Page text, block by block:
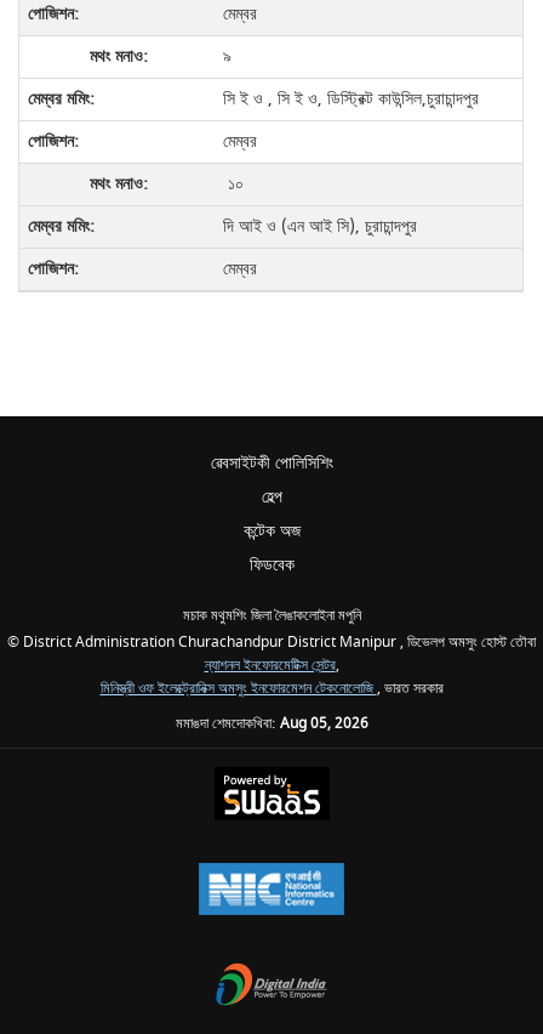
মেম্বর
৯
সি ই ও , সি ই ও, ডিস্ট্রিক্ট কাউন্সিল,চুরাচান্দপুর
মেম্বর
১০
দি আই ও (এন আই সি), চুরাচান্দপুর
মেম্বর
ৱেবসাইটকী পোলিসিশিং
হেল্প
কন্টেক অজ
ফিডবেক
মচাক মথুমশিং জিলা লৈঙাকলোইনা মপুনি
© District Administration Churachandpur District Manipur , ডিভেলপ অমসুং হোস্ট তৌবা
ন্যাশনল ইনফোরমেটিক্স সেন্টর,
মিনিস্ত্রী ওফ ইলেক্ট্রোনিক্স অমসুং ইনফোরমেশন টেকনোলোজি, ভারত সরকার
মমাঙদা শেমদোকখিবা: Aug 05, 2026